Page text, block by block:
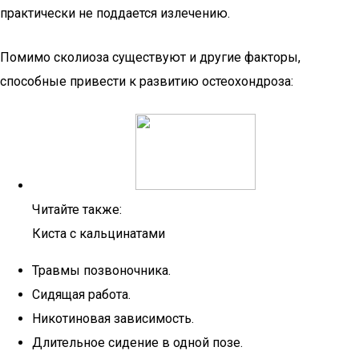
практически не поддается излечению.
Помимо сколиоза существуют и другие факторы,
способные привести к развитию остеохондроза:
Читайте также:
Киста с кальцинатами
Травмы позвоночника.
Сидящая работа.
Никотиновая зависимость.
Длительное сидение в одной позе.